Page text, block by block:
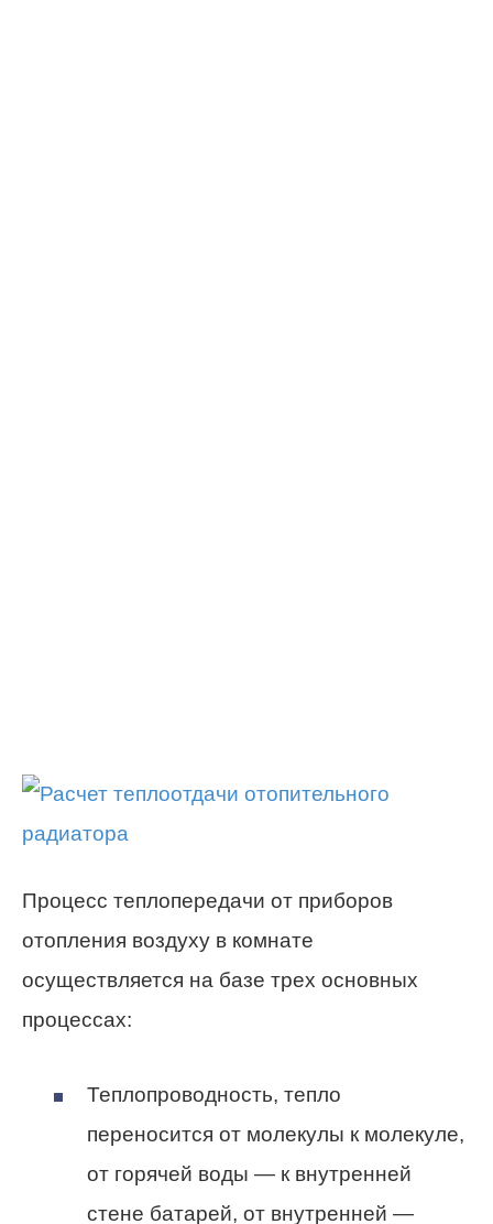
Процесс теплопередачи от приборов
отопления воздуху в комнате
осуществляется на базе трех основных
процессах:
Теплопроводность, тепло
переносится от молекулы к молекуле,
от горячей воды — к внутренней
стене батарей, от внутренней —